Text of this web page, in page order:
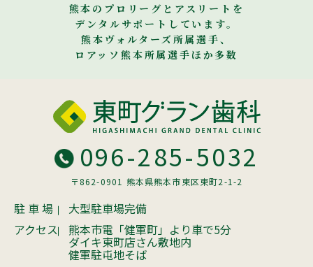
熊本のプロリーグとアスリートを
デンタルサポートしています。
熊本ヴォルターズ所属選手、
ロアッソ熊本所属選手ほか多数
096-285-5032
〒862-0901 熊本県熊本市東区東町2-1-2
駐 車 場
大型駐車場完備
アクセス
熊本市電「健軍町」より車で5分
ダイキ東町店さん敷地内
健軍駐屯地そば